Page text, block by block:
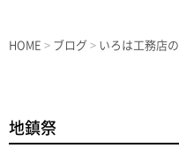
HOME > ブログ > いろは工務店
地鎮祭